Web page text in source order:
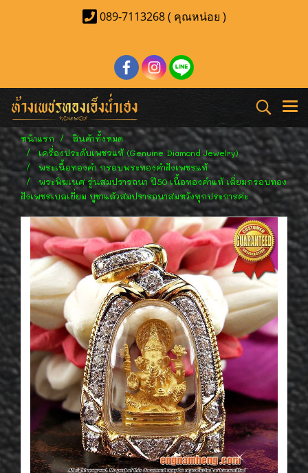
089-7113268 ( คุณหน่อย )
หน้าแรก
สินค้าทั้งหมด
เครื่องประดับเพชรแท้ (Genuine Diamond Jewelry)
พระเนื้อทองคำ กรอบพระทองคำฝังเพชรแท้
พระพิฆเนศ รุ่นสมปรารถนา ปี50 เนื้อทองคำแท้ เลี่ยมกรอบทอง
ฝังเพชรเบลเยี่ยม บูชาแล้วสมปรารถนาสมหวังทุกประการค่ะ